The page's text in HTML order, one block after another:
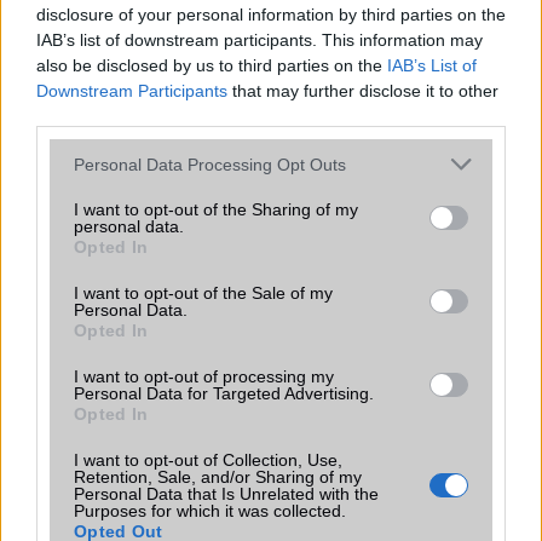
disclosure of your personal information by third parties on the
IAB’s list of downstream participants. This information may
also be disclosed by us to third parties on the IAB’s List of
Downstream Participants that may further disclose it to other
Please note that this website/app uses one or more Google
not limited to your visit or usage behaviour. You may click to
grant or deny consent to Google and its third-party tags to
use your data for below specified purposes in below Google
consent section.
Personal Data Processing Opt Outs
I want to opt-out of the Sharing of my
personal data.
Opted In
I want to opt-out of the Sale of my
Personal Data.
Opted In
I want to opt-out of processing my
Personal Data for Targeted Advertising.
Opted In
I want to opt-out of Collection, Use,
Retention, Sale, and/or Sharing of my
Personal Data that Is Unrelated with the
Purposes for which it was collected.
Opted Out
Nincs Google Play Services a telefonodon? Segítünk!
KAPCSOLÓDÓ HÍREK
Honor: a törhetetlen mobil
Minden, amit érdemes tudni a Huawei Mobile Services-ről
A Google nélküli élet a vég vagy valami kezdete?
Ne aggódj a frissítések miatt!
Az új Honor mobilokban van Google-támogatás!
Hé Google! Add vissza a GMS-t a Huaweinek!